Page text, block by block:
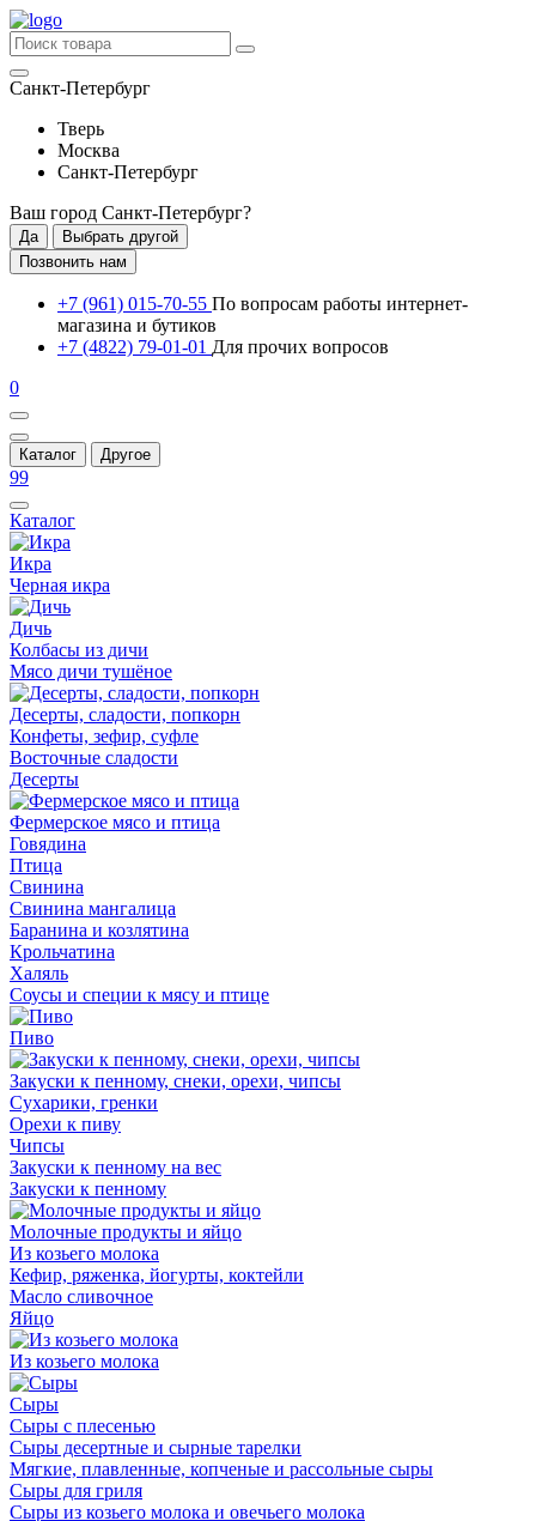
Санкт-Петербург
Тверь
Москва
Санкт-Петербург
Ваш город Санкт-Петербург?
Да
Выбрать другой
Позвонить нам
+7 (961) 015-70-55 По вопросам работы интернет-
магазина и бутиков
+7 (4822) 79-01-01 Для прочих вопросов
0
Каталог Другое
99
Каталог
Икра
Черная икра
Дичь
Колбасы из дичи
Мясо дичи тушёное
Десерты, сладости, попкорн
Конфеты, зефир, суфле
Восточные сладости
Десерты
Фермерское мясо и птица
Говядина
Птица
Свинина
Свинина мангалица
Баранина и козлятина
Крольчатина
Халяль
Соусы и специи к мясу и птице
Пиво
Закуски к пенному, снеки, орехи, чипсы
Сухарики, гренки
Орехи к пиву
Чипсы
Закуски к пенному на вес
Закуски к пенному
Молочные продукты и яйцо
Из козьего молока
Кефир, ряженка, йогурты, коктейли
Масло сливочное
Яйцо
Из козьего молока
Сыры
Сыры с плесенью
Сыры десертные и сырные тарелки
Мягкие, плавленные, копченые и рассольные сыры
Сыры для гриля
Сыры из козьего молока и овечьего молока